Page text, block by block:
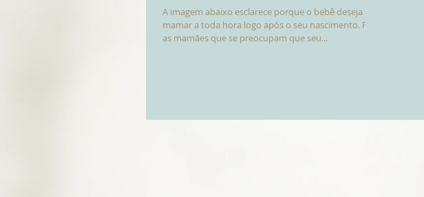
A imagem abaixo esclarece porque o bebê deseja
mamar a toda hora logo após o seu nascimento. Para
as mamães que se preocupam que seu...